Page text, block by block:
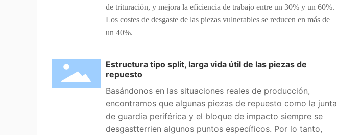
de trituración, y mejora la eficiencia de trabajo entre un 30% y un 60%.
Los costes de desgaste de las piezas vulnerables se reducen en más de
un 40%.
Estructura tipo split, larga vida útil de las piezas de
repuesto
Basándonos en las situaciones reales de producción,
encontramos que algunas piezas de repuesto como la junta
de guardia periférica y el bloque de impacto siempre se
desgastterrien algunos puntos específicos. Por lo tanto,